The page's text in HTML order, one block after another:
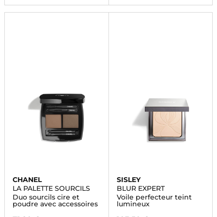
CHANEL
LA PALETTE SOURCILS
Duo sourcils cire et
poudre avec accessoires
SISLEY
BLUR EXPERT
Voile perfecteur teint
lumineux